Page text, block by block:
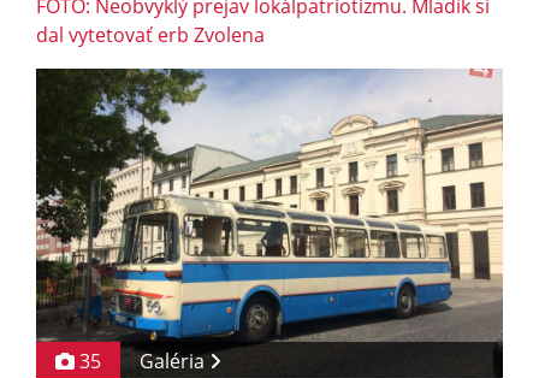
FOTO: Neobvyklý prejav lokálpatriotizmu. Mladík si
dal vytetovať erb Zvolena
35 Galéria